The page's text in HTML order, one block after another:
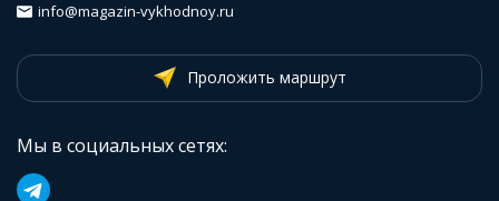
info@magazin-vykhodnoy.ru
Проложить маршрут
Мы в социальных сетях: